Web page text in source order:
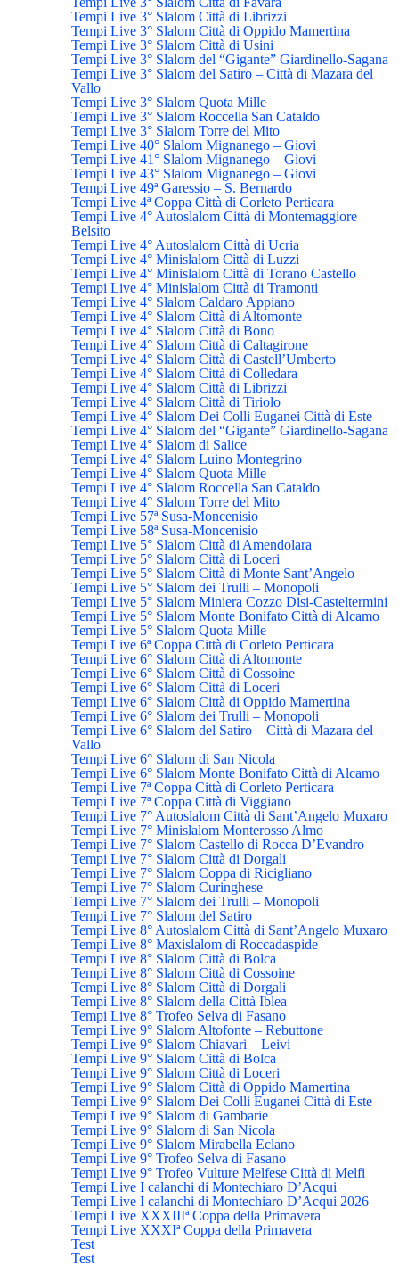
Tempi Live 3° Slalom Città di Librizzi
Tempi Live 3° Slalom Città di Oppido Mamertina
Tempi Live 3° Slalom Città di Usini
Tempi Live 3° Slalom del “Gigante” Giardinello-Sagana
Tempi Live 3° Slalom del Satiro – Città di Mazara del
Vallo
Tempi Live 3° Slalom Quota Mille
Tempi Live 3° Slalom Roccella San Cataldo
Tempi Live 3° Slalom Torre del Mito
Tempi Live 40° Slalom Mignanego – Giovi
Tempi Live 41° Slalom Mignanego – Giovi
Tempi Live 43° Slalom Mignanego – Giovi
Tempi Live 49ª Garessio – S. Bernardo
Tempi Live 4ª Coppa Città di Corleto Perticara
Tempi Live 4° Autoslalom Città di Montemaggiore
Belsito
Tempi Live 4° Autoslalom Città di Ucria
Tempi Live 4° Minislalom Città di Luzzi
Tempi Live 4° Minislalom Città di Torano Castello
Tempi Live 4° Minislalom Città di Tramonti
Tempi Live 4° Slalom Caldaro Appiano
Tempi Live 4° Slalom Città di Altomonte
Tempi Live 4° Slalom Città di Bono
Tempi Live 4° Slalom Città di Caltagirone
Tempi Live 4° Slalom Città di Castell’Umberto
Tempi Live 4° Slalom Città di Colledara
Tempi Live 4° Slalom Città di Librizzi
Tempi Live 4° Slalom Città di Tiriolo
Tempi Live 4° Slalom Dei Colli Euganei Città di Este
Tempi Live 4° Slalom del “Gigante” Giardinello-Sagana
Tempi Live 4° Slalom di Salice
Tempi Live 4° Slalom Luino Montegrino
Tempi Live 4° Slalom Quota Mille
Tempi Live 4° Slalom Roccella San Cataldo
Tempi Live 4° Slalom Torre del Mito
Tempi Live 57ª Susa-Moncenisio
Tempi Live 58ª Susa-Moncenisio
Tempi Live 5° Slalom Città di Amendolara
Tempi Live 5° Slalom Città di Loceri
Tempi Live 5° Slalom Città di Monte Sant’Angelo
Tempi Live 5° Slalom dei Trulli – Monopoli
Tempi Live 5° Slalom Miniera Cozzo Disi-Casteltermini
Tempi Live 5° Slalom Monte Bonifato Città di Alcamo
Tempi Live 5° Slalom Quota Mille
Tempi Live 6ª Coppa Città di Corleto Perticara
Tempi Live 6° Slalom Città di Altomonte
Tempi Live 6° Slalom Città di Cossoine
Tempi Live 6° Slalom Città di Loceri
Tempi Live 6° Slalom Città di Oppido Mamertina
Tempi Live 6° Slalom dei Trulli – Monopoli
Tempi Live 6° Slalom del Satiro – Città di Mazara del
Vallo
Tempi Live 6° Slalom di San Nicola
Tempi Live 6° Slalom Monte Bonifato Città di Alcamo
Tempi Live 7ª Coppa Città di Corleto Perticara
Tempi Live 7ª Coppa Città di Viggiano
Tempi Live 7° Autoslalom Città di Sant’Angelo Muxaro
Tempi Live 7° Minislalom Monterosso Almo
Tempi Live 7° Slalom Castello di Rocca D’Evandro
Tempi Live 7° Slalom Città di Dorgali
Tempi Live 7° Slalom Coppa di Ricigliano
Tempi Live 7° Slalom Curinghese
Tempi Live 7° Slalom dei Trulli – Monopoli
Tempi Live 7° Slalom del Satiro
Tempi Live 8° Autoslalom Città di Sant’Angelo Muxaro
Tempi Live 8° Maxislalom di Roccadaspide
Tempi Live 8° Slalom Città di Bolca
Tempi Live 8° Slalom Città di Cossoine
Tempi Live 8° Slalom Città di Dorgali
Tempi Live 8° Slalom della Città Iblea
Tempi Live 8° Trofeo Selva di Fasano
Tempi Live 9° Slalom Altofonte – Rebuttone
Tempi Live 9° Slalom Chiavari – Leivi
Tempi Live 9° Slalom Città di Bolca
Tempi Live 9° Slalom Città di Loceri
Tempi Live 9° Slalom Città di Oppido Mamertina
Tempi Live 9° Slalom Dei Colli Euganei Città di Este
Tempi Live 9° Slalom di Gambarie
Tempi Live 9° Slalom di San Nicola
Tempi Live 9° Slalom Mirabella Eclano
Tempi Live 9° Trofeo Selva di Fasano
Tempi Live 9° Trofeo Vulture Melfese Città di Melfi
Tempi Live I calanchi di Montechiaro D’Acqui
Tempi Live I calanchi di Montechiaro D’Acqui 2026
Tempi Live XXXIIIª Coppa della Primavera
Tempi Live XXXIª Coppa della Primavera
Test
Test